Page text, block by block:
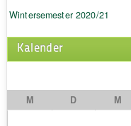
Wintersemester 2020/21
Kalender
M
D M